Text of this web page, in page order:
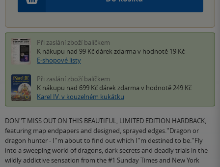
Při zaslání zboží balíčkem
K nákupu nad 99 Kč dárek zdarma v hodnotě 19 Kč
E-shopové listy
Při zaslání zboží balíčkem
K nákupu nad 699 Kč dárek zdarma v hodnotě 249 Kč
Karel IV. v kouzelném kukátku
DON''T MISS OUT ON THIS BEAUTIFUL, LIMITED EDITION HARDBACK,
featuring map endpapers and designed, sprayed edges.''Dragon or
dragon hunter - I''m about to find out which I''m destined to be.''Fly
into a sweeping world of dragons, dark secrets and deadly trials in the
wildly addictive sensation from the #1 Sunday Times and New York